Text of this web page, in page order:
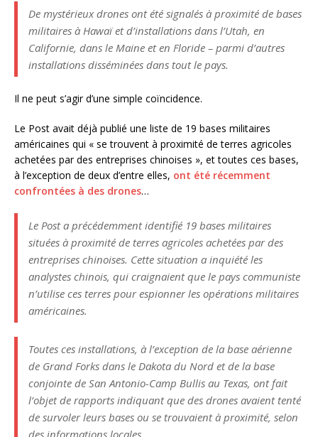
De mystérieux drones ont été signalés à proximité de bases
militaires à Hawaï et d’installations dans l’Utah, en
Californie, dans le Maine et en Floride – parmi d’autres
installations disséminées dans tout le pays.
Il ne peut s’agir d’une simple coïncidence.
Le Post avait déjà publié une liste de 19 bases militaires
américaines qui « se trouvent à proximité de terres agricoles
achetées par des entreprises chinoises », et toutes ces bases,
à l’exception de deux d’entre elles, ont été récemment
confrontées à des drones…
Le Post a précédemment identifié 19 bases militaires
situées à proximité de terres agricoles achetées par des
entreprises chinoises. Cette situation a inquiété les
analystes chinois, qui craignaient que le pays communiste
n’utilise ces terres pour espionner les opérations militaires
américaines.
Toutes ces installations, à l’exception de la base aérienne
de Grand Forks dans le Dakota du Nord et de la base
conjointe de San Antonio-Camp Bullis au Texas, ont fait
l’objet de rapports indiquant que des drones avaient tenté
de survoler leurs bases ou se trouvaient à proximité, selon